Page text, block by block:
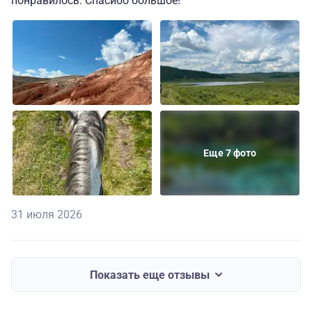
Еще 7 фото
31 июля 2026
Показать еще отзывы